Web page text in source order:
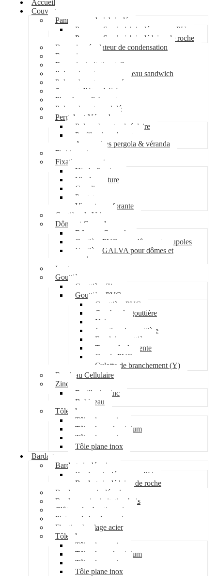
Accueil
Couverture
Panneau sandwich isolé
Panneau Sandwich isolé mousse PU
Panneau Sandwich isolé laine de roche
Bac acier régulateur de condensation
Bac acier sec
Bac acier imitation tuile
Polycarbonate pour panneau sandwich
Polycarbonate nervuré
Support d’étanchéité
Plancher collaborant
Polycarbonate ondulé
Pergola et Véranda
Polycarbonate alvéolaire
Profil polycarbonate
Accessoires pergola & véranda
Finition toiture
Fixation couverture
Kit de fixation
Vis de couture
Cavalier
Pontet
Vis auto-perforante
Costière de Velux
Dôme et Coupole
Dôme et Coupole
Costière PVC pour dômes et coupoles
Costière GALVA pour dômes et
coupoles
Lanterneau
Gouttière
Gouttière Zinc
Gouttière PVC
Gouttière PVC
Crochet de gouttière
Naissance
Jonction de gouttière
Fond de gouttière
Tuyau de descente
Coude PVC
Culotte de branchement (Y)
Bandeau Cellulaire
Zinc
Feuille de zinc
Bobineau
Tôle plane
Tôle plane acier
Tôle plane aluminium
Tôle plane galva
Tôle plane inox
Bardage
Bardage isolé acier
Bardage isolé mousse PU
Bardage isolé laine de roche
Bardage non isolé acier
Bardage acier imitation bois
Clôture de chantier acier
Plateau de bardage acier
Fixation bardage acier
Tôle plane
Tôle plane acier
Tôle plane aluminium
Tôle plane galva
Tôle plane inox